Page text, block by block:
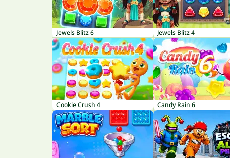
Jewels Blitz 6 Jewels Blitz 4
Cookie Crush 4 Candy Rain 6